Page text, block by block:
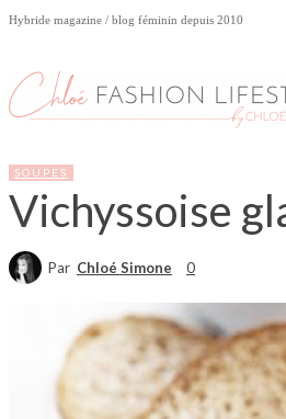
Hybride magazine / blog féminin depuis 2010
SOUPES
Vichyssoise
Par Chloé Simone 0